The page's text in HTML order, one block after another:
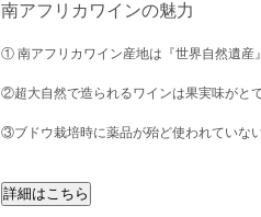
南アフリカワインの魅力
① 南アフリカワイン産地は『世界自然遺産
②超大自然で造られるワインは果実味がと
③ブドウ栽培時に薬品が殆ど使われていな